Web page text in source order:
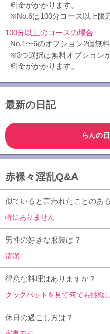
料金がかかります。
※No.6は100分コース以上限
100分以上のコースの場合
No.1〜6のオプション2個無料
※3つ選択は無料オプション
料金がかかります。
最新の日記
らんの
赤裸々淫乱Q&A
似ていると言われたことのあ
特にありません
男性の好きな服装は？
清潔
得意な料理はありますか？
クックパットを見て何でも挑戦
休日の過ごし方は？